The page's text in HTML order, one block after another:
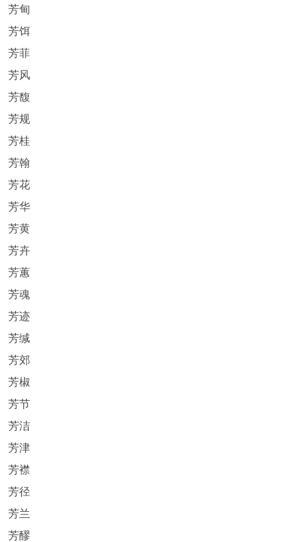
芳甸
芳饵
芳菲
芳风
芳馥
芳规
芳桂
芳翰
芳花
芳华
芳黄
芳卉
芳蕙
芳魂
芳迹
芳缄
芳郊
芳椒
芳节
芳洁
芳津
芳襟
芳径
芳兰
芳醪